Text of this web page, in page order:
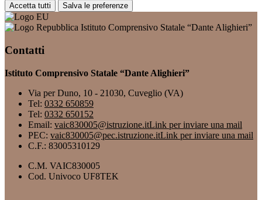
Accetta tutti Salva le preferenze
Istituto Comprensivo Statale “Dante Alighieri”
Contatti
Istituto Comprensivo Statale “Dante Alighieri”
Via per Duno, 10 - 21030, Cuveglio (VA)
Tel: 0332 650859
Tel: 0332 650152
Email: vaic830005@istruzione.itLink per inviare una mail
PEC: vaic830005@pec.istruzione.itLink per inviare una mail
C.F.: 83005310129
C.M. VAIC830005
Cod. Univoco UF8TEK